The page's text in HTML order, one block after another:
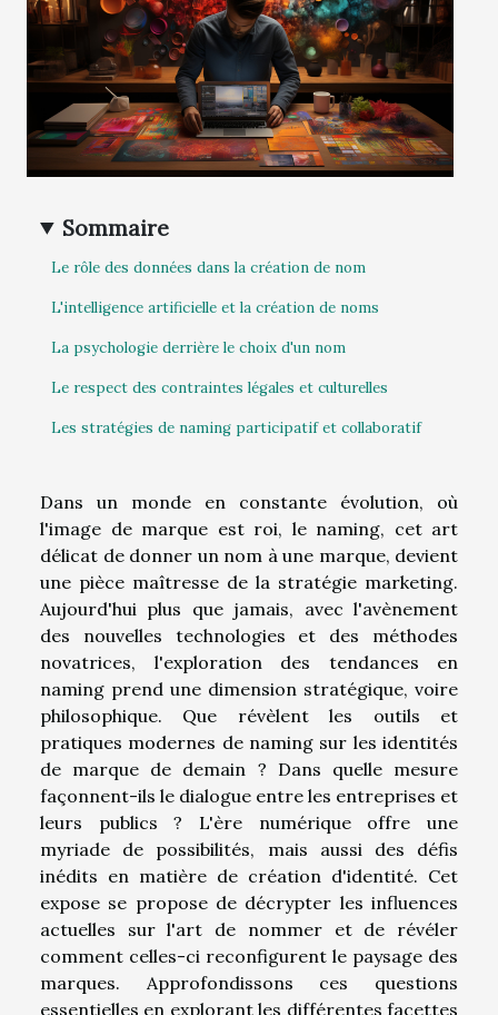
Sommaire
Le rôle des données dans la création de nom
L'intelligence artificielle et la création de noms
La psychologie derrière le choix d'un nom
Le respect des contraintes légales et culturelles
Les stratégies de naming participatif et collaboratif
Dans un monde en constante évolution, où
l'image de marque est roi, le naming, cet art
délicat de donner un nom à une marque, devient
une pièce maîtresse de la stratégie marketing.
Aujourd'hui plus que jamais, avec l'avènement
des nouvelles technologies et des méthodes
novatrices, l'exploration des tendances en
naming prend une dimension stratégique, voire
philosophique. Que révèlent les outils et
pratiques modernes de naming sur les identités
de marque de demain ? Dans quelle mesure
façonnent-ils le dialogue entre les entreprises et
leurs publics ? L'ère numérique offre une
myriade de possibilités, mais aussi des défis
inédits en matière de création d'identité. Cet
expose se propose de décrypter les influences
actuelles sur l'art de nommer et de révéler
comment celles-ci reconfigurent le paysage des
marques. Approfondissons ces questions
essentielles en explorant les différentes facettes